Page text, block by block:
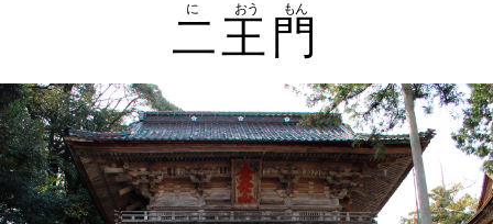
二王門
に おう もん